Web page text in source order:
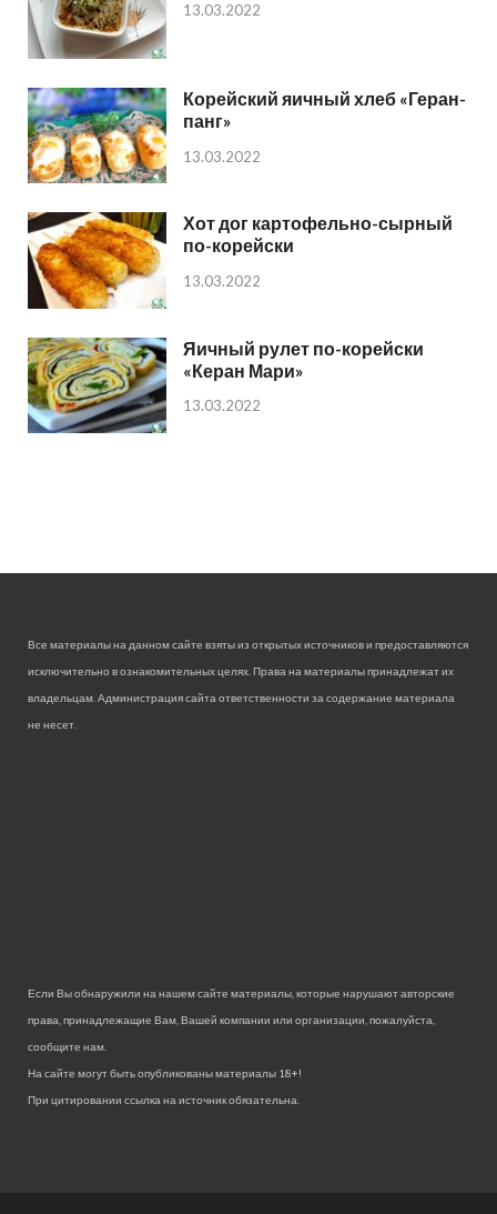
13.03.2022
Корейский яичный хлеб «Геран-
панг»
13.03.2022
Хот дог картофельно-сырный
по-корейски
13.03.2022
Яичный рулет по-корейски
«Керан Мари»
13.03.2022
Все материалы на данном сайте взяты из открытых источников и предоставляются
исключительно в ознакомительных целях. Права на материалы принадлежат их
владельцам. Администрация сайта ответственности за содержание материала
не несет.
Если Вы обнаружили на нашем сайте материалы, которые нарушают авторские
права, принадлежащие Вам, Вашей компании или организации, пожалуйста,
сообщите нам.
На сайте могут быть опубликованы материалы 18+!
При цитировании ссылка на источник обязательна.